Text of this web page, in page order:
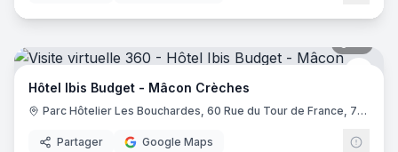
Ibis
Hôtel Ibis Budget - Mâcon Crèches
Parc Hôtelier Les Bouchardes, 60 Rue du Tour de France, 71570 Chaintré
Partager Google Maps